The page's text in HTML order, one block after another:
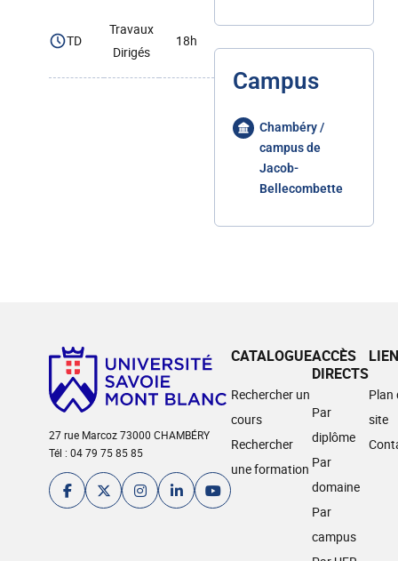
TD
Travaux
Dirigés
18h
Campus
Chambéry /
campus de
Jacob-
Bellecombette
27 rue Marcoz 73000 CHAMBÉRY
Tél : 04 79 75 85 85
CATALOGUE
Rechercher un
cours
Rechercher
une formation
ACCÈS
DIRECTS
Par
diplôme
Par
domaine
Par
campus
Plan
site